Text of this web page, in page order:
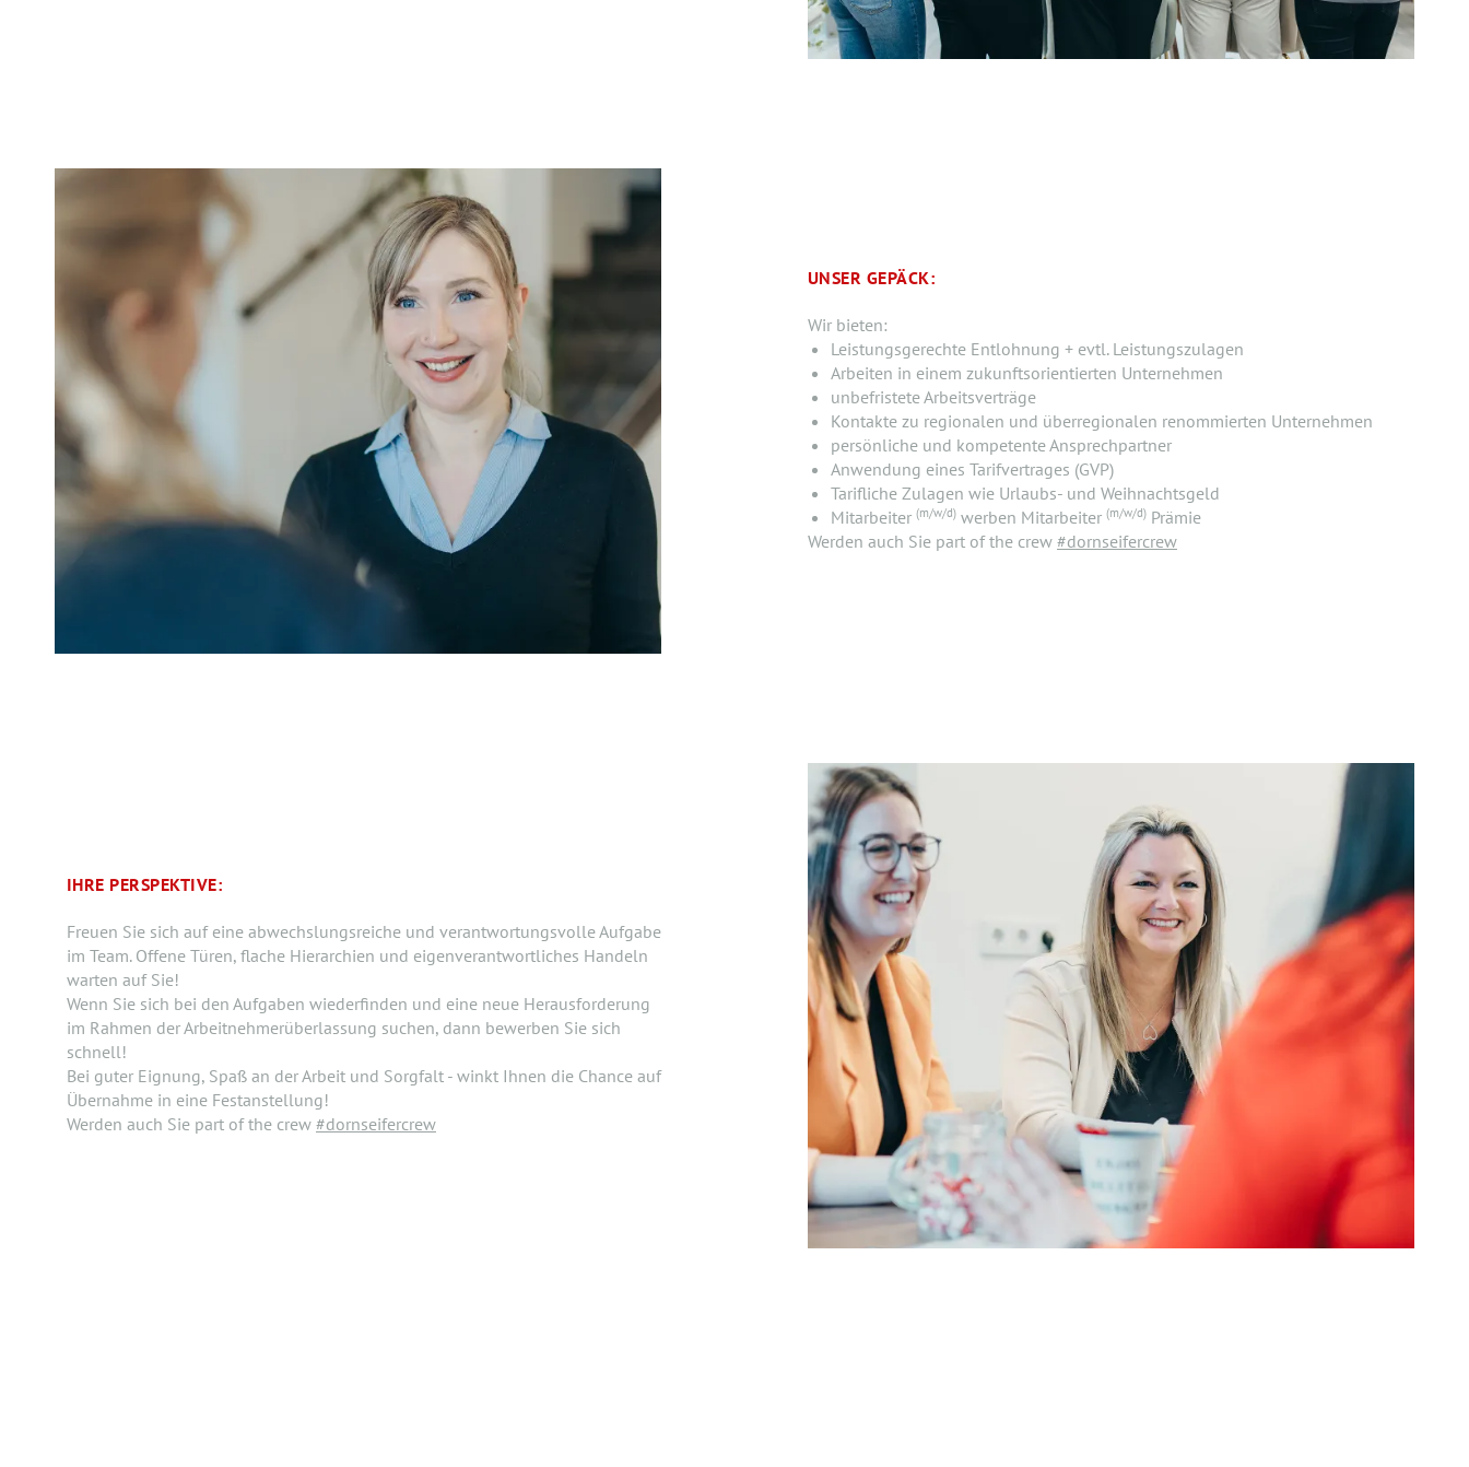
UNSER GEPÄCK:
Wir bieten:
Leistungsgerechte Entlohnung + evtl. Leistungszulagen
Arbeiten in einem zukunftsorientierten Unternehmen
unbefristete Arbeitsverträge
Kontakte zu regionalen und überregionalen renommierten Unternehmen
persönliche und kompetente Ansprechpartner
Anwendung eines Tarifvertrages (GVP)
Tarifliche Zulagen wie Urlaubs- und Weihnachtsgeld
Mitarbeiter (m/w/d)werben Mitarbeiter (m/w/d)Prämie
Werden auch Sie part of the crew #dornseifercrew
IHRE PERSPEKTIVE:
Freuen Sie sich auf eine abwechslungsreiche und verantwortungsvolle Aufgabe
im Team. Offene Türen, flache Hierarchien und eigenverantwortliches Handeln
warten auf Sie!
Wenn Sie sich bei den Aufgaben wiederfinden und eine neue Herausforderung
im Rahmen der Arbeitnehmerüberlassung suchen, dann bewerben Sie sich
schnell!
Bei guter Eignung, Spaß an der Arbeit und Sorgfalt - winkt Ihnen die Chance auf
Übernahme in eine Festanstellung!
Werden auch Sie part of the crew #dornseifercrew